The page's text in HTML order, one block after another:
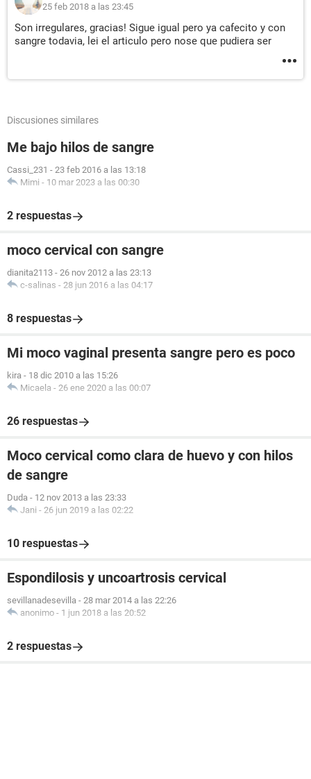
25 feb 2018 a las 23:45
Son irregulares, gracias! Sigue igual pero ya cafecito y con
sangre todavia, lei el articulo pero nose que pudiera ser
Discusiones similares
Me bajo hilos de sangre
Cassi_231 - 23 feb 2016 a las 13:18
Mimi - 10 mar 2023 a las 00:30
2 respuestas
moco cervical con sangre
dianita2113 - 26 nov 2012 a las 23:13
c-salinas - 28 jun 2016 a las 04:17
8 respuestas
Mi moco vaginal presenta sangre pero es poco
kira - 18 dic 2010 a las 15:26
Micaela - 26 ene 2020 a las 00:07
26 respuestas
Moco cervical como clara de huevo y con hilos
de sangre
Duda - 12 nov 2013 a las 23:33
Jani - 26 jun 2019 a las 02:22
10 respuestas
Espondilosis y uncoartrosis cervical
sevillanadesevilla - 28 mar 2014 a las 22:26
anonimo - 1 jun 2018 a las 20:52
2 respuestas